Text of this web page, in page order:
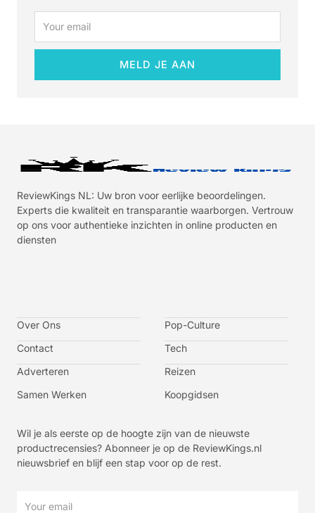
MELD JE AAN
ReviewKings NL: Uw bron voor eerlijke beoordelingen.
Experts die kwaliteit en transparantie waarborgen. Vertrouw
op ons voor authentieke inzichten in online producten en
diensten
-
f
a
c
e
o
o
-
t
w
i
t
e
r
-
s
g
r
m
-
-
u
b
Over Ons
Contact
Adverteren
Samen Werken
Pop-Culture
Tech
Reizen
Koopgidsen
Wil je als eerste op de hoogte zijn van de nieuwste
productrecensies? Abonneer je op de ReviewKings.nl
nieuwsbrief en blijf een stap voor op de rest.